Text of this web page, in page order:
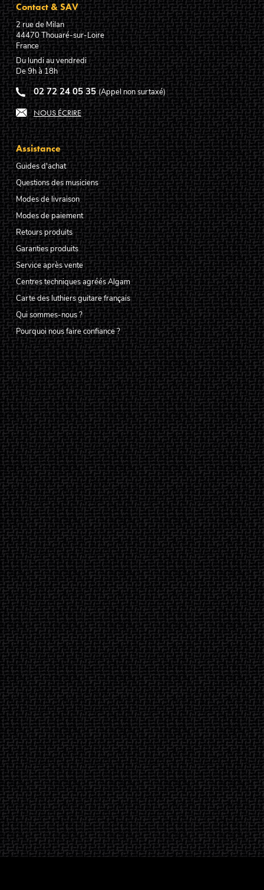
Contact & SAV
2 rue de Milan
44470Thouaré-sur-Loire
France
Du lundi au vendredi
De 9h à 18h
02 72 24 05 35 (Appel non surtaxé)
NOUS ÉCRIRE
Assistance
Guides d'achat
Questions des musiciens
Modes de livraison
Modes de paiement
Retours produits
Garanties produits
Service après vente
Centres techniques agréés Algam
Carte des luthiers guitare français
Qui sommes-nous ?
Pourquoi nous faire confiance ?